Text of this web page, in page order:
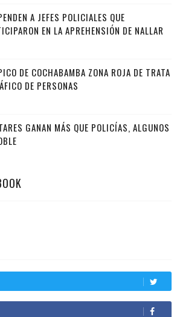
A JEFES POLICIALES QUE
EN LA APREHENSIÓN DE NALLAR
DE COCHABAMBA ZONA ROJA DE TRATA
DE PERSONAS
GANAN MÁS QUE POLICÍAS, ALGUNOS